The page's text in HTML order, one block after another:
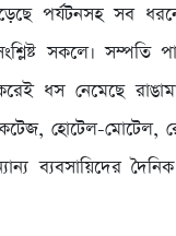
পর্যটনসহ সব
সকলে। সম্পতি
ধস নেমেছে
হোটেল-মোটেল,
ব্যবসায়িদের